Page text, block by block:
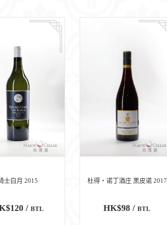
士白月 2015
/ BTL
杜得‧诺丁酒庄 黑皮诺 2017
HK$98 / BTL